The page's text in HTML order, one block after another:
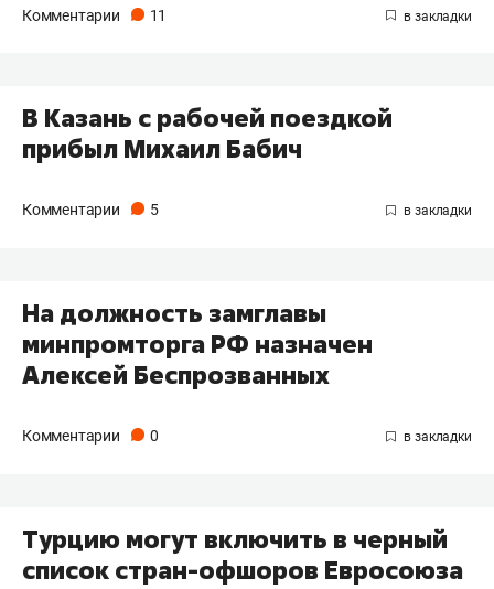
Комментарии 11
В Казань с рабочей поездкой
прибыл Михаил Бабич
Комментарии 5
На должность замглавы
минпромторга РФ назначен
Алексей Беспрозванных
Комментарии 0
Турцию могут включить в черный
список стран-офшоров Евросоюза